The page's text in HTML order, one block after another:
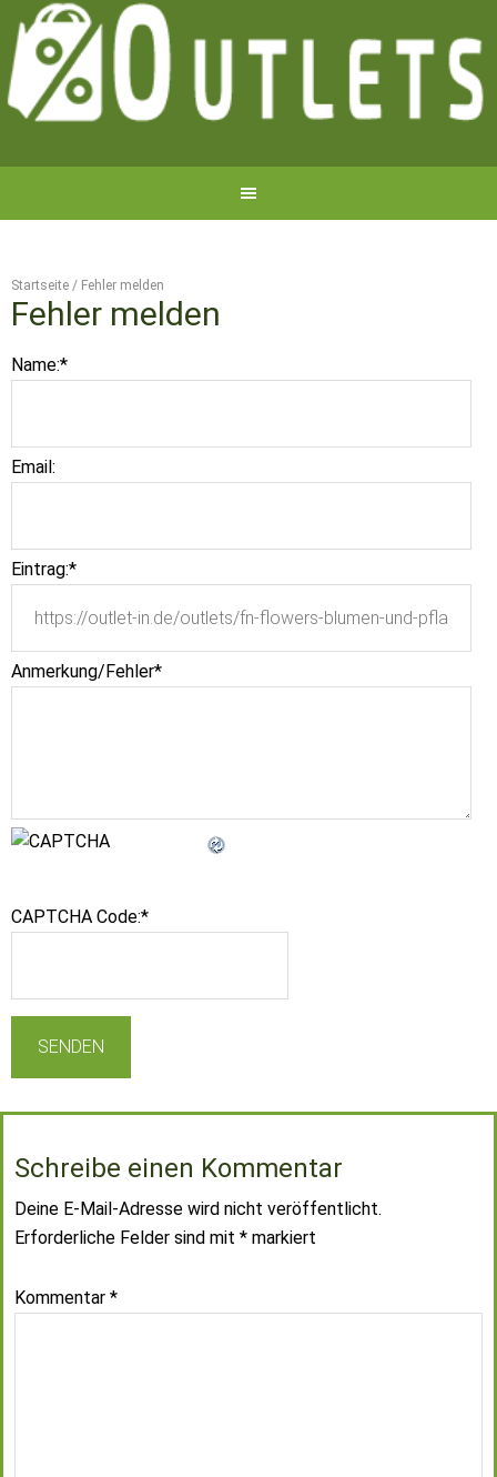
Startseite / Fehler melden
Fehler melden
Name:*
Email:
Eintrag:*
Anmerkung/Fehler*
CAPTCHA Code:*
Schreibe einen Kommentar
Deine E-Mail-Adresse wird nicht veröffentlicht.
Erforderliche Felder sind mit * markiert
Kommentar *